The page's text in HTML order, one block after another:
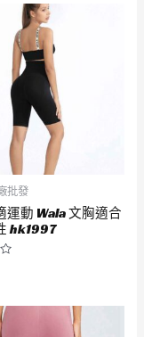
批發
運動 Wala 文胸適合
hk1997